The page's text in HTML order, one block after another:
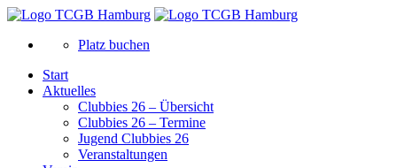
Platz buchen
Start
Aktuelles
Clubbies 26 – Übersicht
Clubbies 26 – Termine
Jugend Clubbies 26
Veranstaltungen